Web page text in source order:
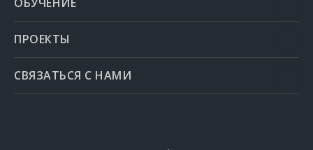
ПРОЕКТЫ
СВЯЗАТЬСЯ С НАМИ